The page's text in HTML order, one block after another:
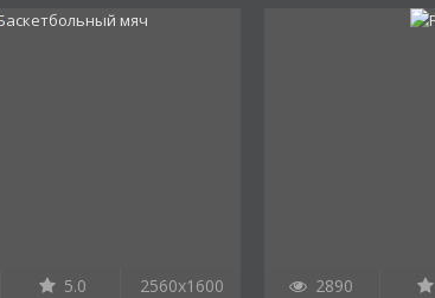
5.0 2560x1600 2890